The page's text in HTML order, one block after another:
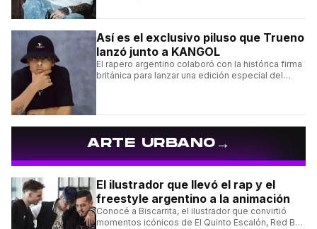
Así es el exclusivo piluso que Trueno
lanzó junto a KANGOL
El rapero argentino colaboró con la histórica firma
británica para lanzar una edición especial del
ARTE URBANO→
El ilustrador que llevó el rap y el
freestyle argentino a la animación
Conocé a Biscarrita, el ilustrador que convirtió
momentos icónicos de El Quinto Escalón, Red Bull